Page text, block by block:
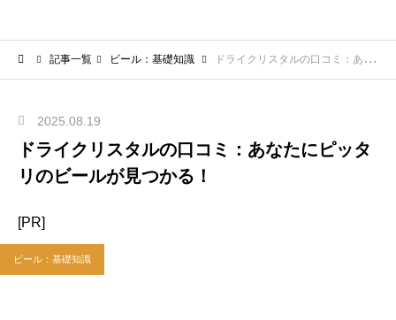
記事一覧 ビール：基礎知識 ドライクリスタルの口コミ：あなたにピッタリのビールが見つかる！
2025.08.19
ドライクリスタルの口コミ：あなたにピッタ
リのビールが見つかる！
[PR]
ビール：基礎知識